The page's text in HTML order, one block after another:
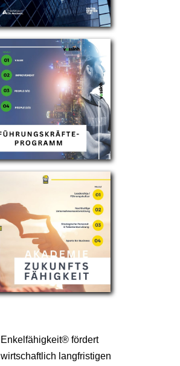
Enkelfähigkeit® fördert
wirtschaftlich langfristigen